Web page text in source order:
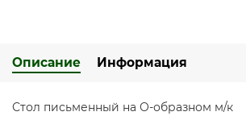
Описание Информация
Стол письменный на О-образном м/к